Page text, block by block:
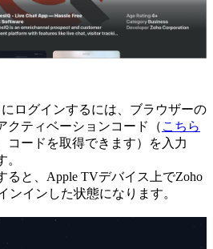
にログインするには、ブラウザーの
クティベーションコード（ こちら
コードを取得できます）を入力
ると、Apple TVデバイス上でZoho
ンインした状態になります。